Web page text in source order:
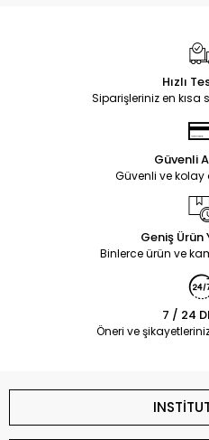
Hızlı
Siparişleriniz en kısa
Güvenli
Güvenli ve
Geniş
Binlerce ürün ve
7 / 24
Öneri ve